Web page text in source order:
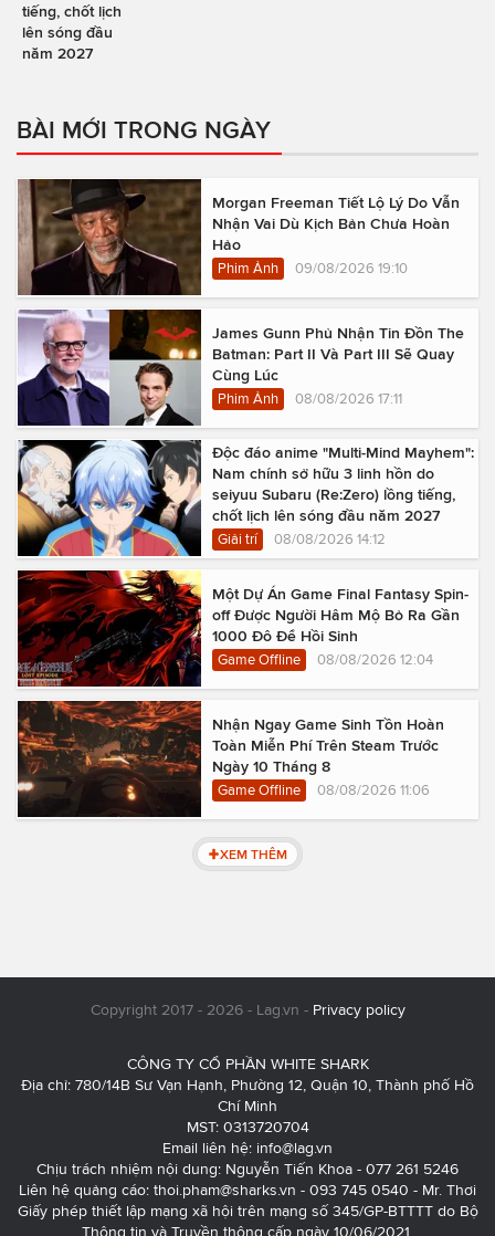
tiếng, chốt lịch
lên sóng đầu
năm 2027
BÀI MỚI TRONG NGÀY
Morgan Freeman Tiết Lộ Lý Do Vẫn
Nhận Vai Dù Kịch Bản Chưa Hoàn
Hảo
Phim Ảnh 09/08/2026 19:10
James Gunn Phủ Nhận Tin Đồn The
Batman: Part II Và Part III Sẽ Quay
Cùng Lúc
Phim Ảnh 08/08/2026 17:11
Độc đáo anime "Multi-Mind Mayhem":
Nam chính sở hữu 3 linh hồn do
seiyuu Subaru (Re:Zero) lồng tiếng,
chốt lịch lên sóng đầu năm 2027
Giải trí 08/08/2026 14:12
Một Dự Án Game Final Fantasy Spin-
off Được Người Hâm Mộ Bỏ Ra Gần
1000 Đô Để Hồi Sinh
Game Offline 08/08/2026 12:04
Nhận Ngay Game Sinh Tồn Hoàn
Toàn Miễn Phí Trên Steam Trước
Ngày 10 Tháng 8
Game Offline 08/08/2026 11:06
XEM THÊM
Copyright 2017 - 2026 - Lag.vn - Privacy policy
CÔNG TY CỔ PHẦN WHITE SHARK
Địa chỉ: 780/14B Sư Vạn Hạnh, Phường 12, Quận 10, Thành phố Hồ
Chí Minh
MST: 0313720704
Email liên hệ: info@lag.vn
Chịu trách nhiệm nội dung: Nguyễn Tiến Khoa - 077 261 5246
Liên hệ quảng cáo: thoi.pham@sharks.vn - 093 745 0540 - Mr. Thơi
Giấy phép thiết lập mạng xã hội trên mạng số 345/GP-BTTTT do Bộ
Thông tin và Truyền thông cấp ngày 10/06/2021.